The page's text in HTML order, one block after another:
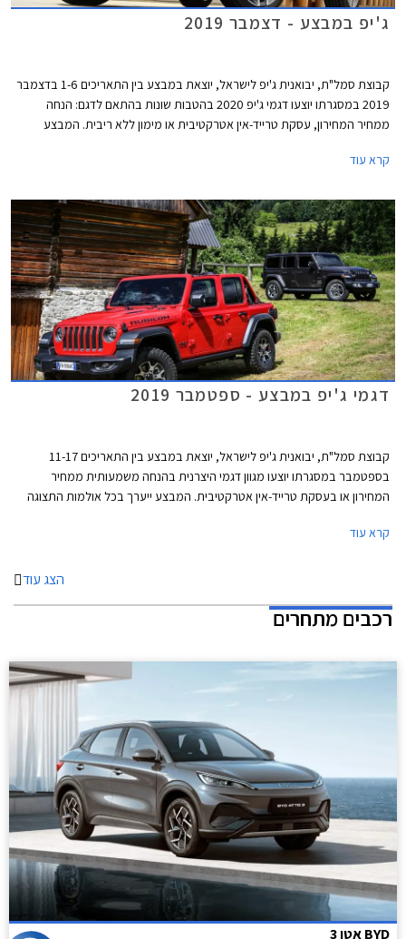
ג'יפ במבצע - דצמבר 2019
קבוצת סמל"ת, יבואנית ג'יפ לישראל, יוצאת במבצע בין התאריכים 1-6 בדצמבר
2019 במסגרתו יוצעו דגמי ג'יפ 2020 בהטבות שונות בהתאם לדגם: הנחה
ממחיר המחירון, עסקת טרייד-אין אטרקטיבית או מימון ללא ריבית. המבצע
קרא עוד
דגמי ג'יפ במבצע - ספטמבר 2019
קבוצת סמל"ת, יבואנית ג'יפ לישראל, יוצאת במבצע בין התאריכים 11-17
בספטמבר במסגרתו יוצעו מגוון דגמי היצרנית בהנחה משמעותית ממחיר
המחירון או בעסקת טרייד-אין אטרקטיבית. המבצע ייערך בכל אולמות התצוגה
קרא עוד
הצג עוד
רכבים מתחרים
BYD אטו 3